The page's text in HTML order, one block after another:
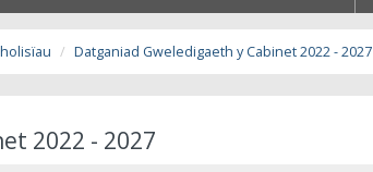
Datganiad Gweledigaeth y Cabinet 2022 - 2027
2022 - 2027